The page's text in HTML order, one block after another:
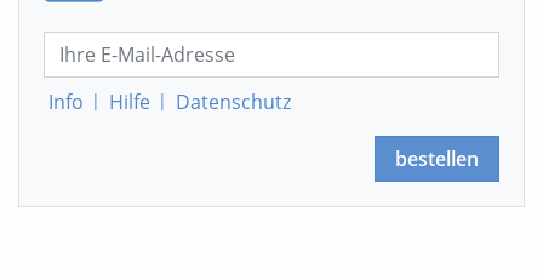
Info | Hilfe | Datenschutz
bestellen